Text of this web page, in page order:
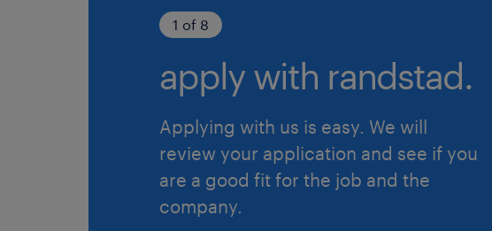
1 of 8
apply with randstad.
Applying with us is easy. We will
review your application and see if you
are a good fit for the job and the
company.